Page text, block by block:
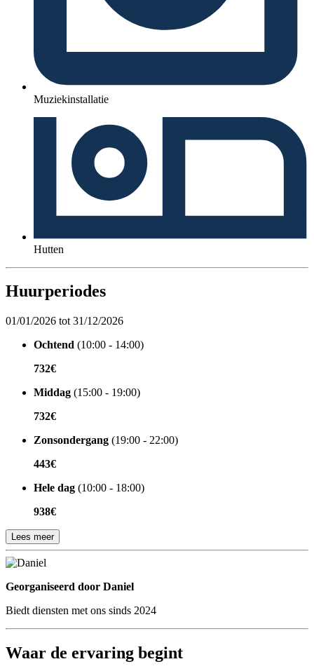
Muziekinstallatie
Hutten
Huurperiodes
01/01/2026 tot 31/12/2026
Ochtend (10:00 - 14:00)
732€
Middag (15:00 - 19:00)
732€
Zonsondergang (19:00 - 22:00)
443€
Hele dag (10:00 - 18:00)
938€
Lees meer
Georganiseerd door
Georganiseerd door Daniel
Biedt diensten met ons sinds 2024
Waar de ervaring begint